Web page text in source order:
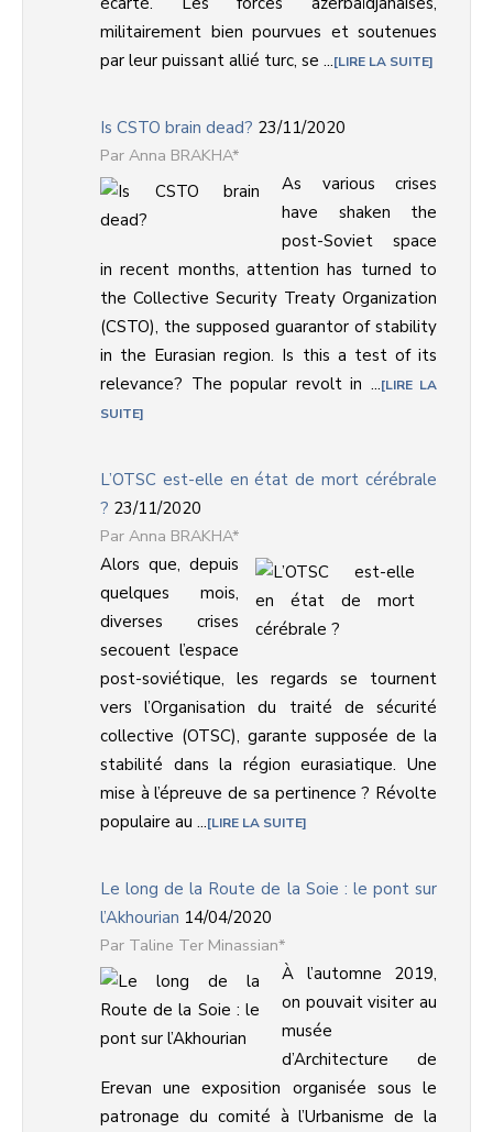
militairement bien pourvues et soutenues
par leur puissant allié turc, se ... LIRE LA SUITE
Is CSTO brain dead? 23/11/2020
Anna BRAKHA*
As various crises
have shaken the
post-Soviet space
in recent months, attention has turned to
the Collective Security Treaty Organization
(CSTO), the supposed guarantor of stability
in the Eurasian region. Is this a test of its
relevance? The popular revolt in ... LIRE LA
SUITE
L’OTSC est-elle en état de mort cérébrale
? 23/11/2020
Anna BRAKHA*
Alors que, depuis
quelques mois,
diverses crises
secouent l’espace
post-soviétique, les regards se tournent
vers l’Organisation du traité de sécurité
collective (OTSC), garante supposée de la
stabilité dans la région eurasiatique. Une
mise à l’épreuve de sa pertinence ? Révolte
populaire au ... LIRE LA SUITE
Le long de la Route de la Soie : le pont sur
l’Akhourian 14/04/2020
Taline Ter Minassian*
À l’automne 2019,
on pouvait visiter au
musée
d’Architecture de
Erevan une exposition organisée sous le
patronage du comité à l’Urbanisme de la